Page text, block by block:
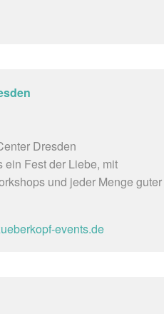
Dresden
ein Fest der Liebe, mit
und jeder Menge guter
events.de